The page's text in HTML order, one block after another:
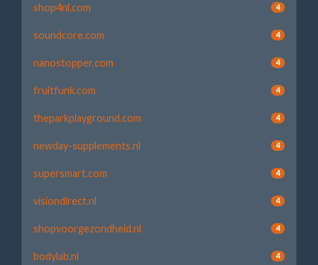
shop4nl.com 4
soundcore.com 4
nanostopper.com 4
fruitfunk.com 4
theparkplayground.com 4
newday-supplements.nl 4
supersmart.com 4
visiondirect.nl 4
shopvoorgezondheid.nl 4
bodylab.nl 4